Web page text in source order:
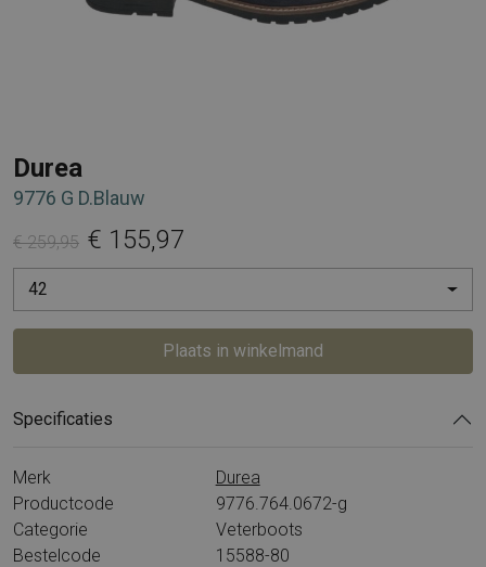
Durea
9776 G D.Blauw
€ 259,95 € 155,97
42
Plaats in winkelmand
Specificaties
Merk
Durea
Productcode
9776.764.0672-g
Categorie
Veterboots
Bestelcode
15588-80